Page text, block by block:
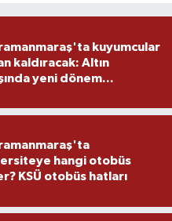
kuyumcular
kaldıracak: Altın
yeni dönem...
hangi otobüs
KSÜ otobüs hatları